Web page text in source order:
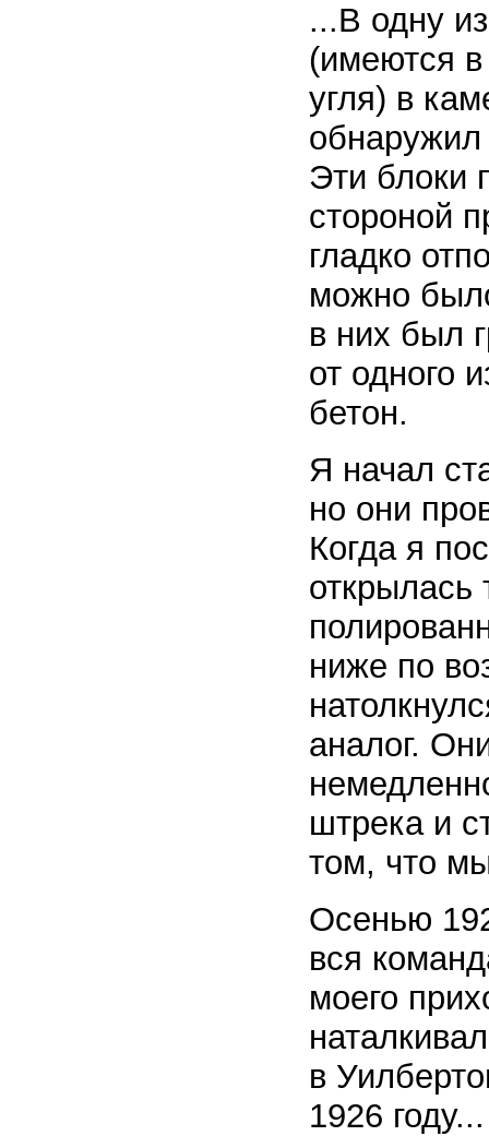
...В одну
(имеются
угля) в
обнаружил
Эти блоки
стороной
гладко
можно
в них был
от одного
бетон.
Я начал
но они
Когда я
открылась
ниже по
аналог.
штрека и
том, что
Осенью
вся
моего
в
1926 году...